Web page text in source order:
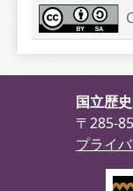
国立歴
〒285-
プライ